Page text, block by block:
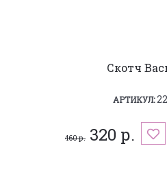
Скотч
АРТИКУЛ:
460 р. 320 р.